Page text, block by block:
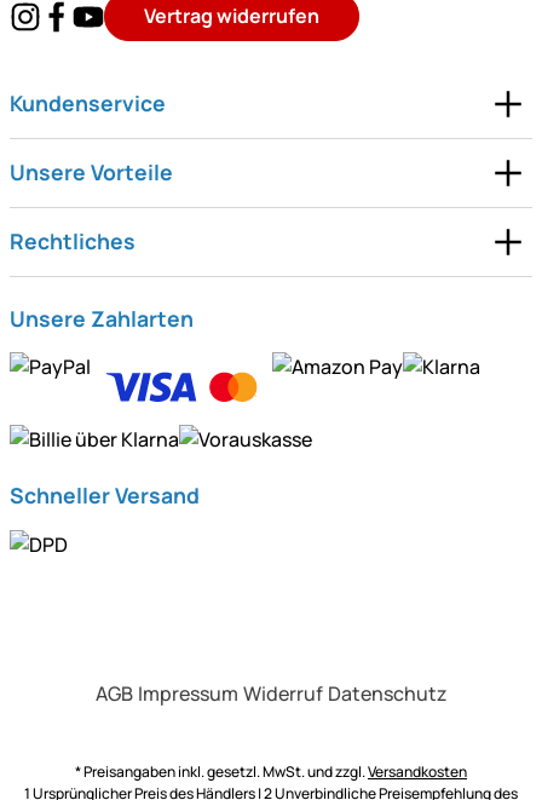
Vertrag widerrufen
Kundenservice
Unsere Vorteile
Rechtliches
Unsere Zahlarten
Schneller Versand
AGB Impressum Widerruf Datenschutz
* Preisangaben inkl. gesetzl. MwSt. und zzgl.Versandkosten
1 Ursprünglicher Preis des Händlers | 2 Unverbindliche Preisempfehlung des